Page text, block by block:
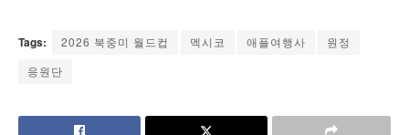
Tags: 2026 북중미 월드컵 멕시코 애플여행사
원정
응원단